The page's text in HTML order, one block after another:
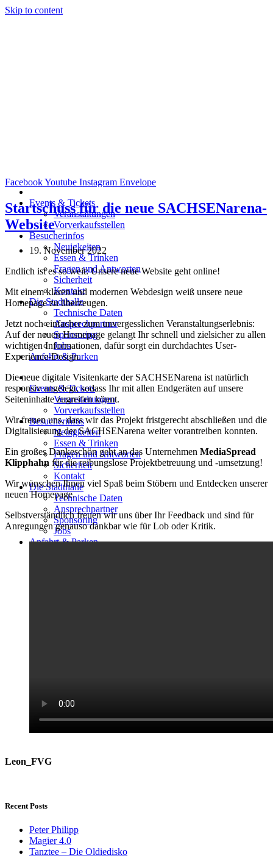
Skip to content
Events & Tickets
Veranstaltungen
Vorverkaufsstellen
Besucherinfos
Neuigkeiten
Essen & Trinken
Fragen und Antworten
Sicherheit
Kontakt
Die Stadthalle
Technische Daten
Ansprechpartner
Sponsoring
Jobs
Anfahrt & Parken
Events & Tickets
Veranstaltungen
Vorverkaufsstellen
Besucherinfos
Neuigkeiten
Essen & Trinken
Fragen und Antworten
Sicherheit
Kontakt
Die Stadthalle
Technische Daten
Ansprechpartner
Sponsoring
Jobs
Anfahrt & Parken
FacebookYoutube Instagram Envelope
Startschuss für die neue SACHSENarena-
Website
19. November 2022
Endlich ist es so weit: Unsere neue Website geht online!
Mit einem klaren und modernen Webdesign weiß unsere neue
Homepage zu überzeugen.
Jetzt noch einfacher zum unvergesslichen Veranstaltungserlebnis:
Auf der neuen Homepage gelangt Ihr schnell und zielsicher zu allen
wichtigen Informationen, dafür sorgt ein durchdachtes User-
Experience-Design.
Die neue digitale Visitenkarte der SACHSENarena ist natürlich
responsiv angelegt, sodass Ihr mit allen Endgeräten auf unsere
Seiteninhalte zugreifen könnt.
Wir freuen uns, dass wir das Projekt fristgerecht abschließen und die
Digitalisierung der SACHSENarena weiter vorantreiben konnten.
Ein großes Dankeschön geht an das Unternehmen MediaSpread
Klipphahn für die reibungslose Projektbetreuung und -umsetzung!
Wir wünschen Ihnen viel Spaß beim Stöbern und Entdecken unserer
neuen Homepage.
Selbstverständlich freuen wir uns über Ihr Feedback und sind für
Anregungen genauso dankbar wie für Lob oder Kritik.
Leon_FVG
Recent Posts
Peter Philipp
Magier 4.0
Tanztee – Die Oldiedisko